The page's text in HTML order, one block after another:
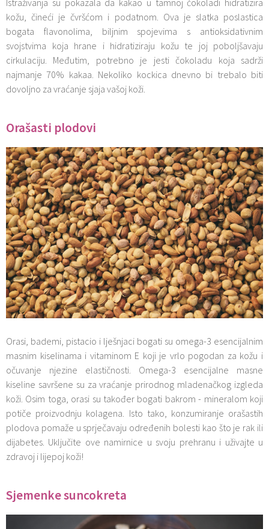
kožu, čineći je čvršćom i podatnom. Ova je slatka poslastica
bogata flavonolima, biljnim spojevima s antioksidativnim
svojstvima koja hrane i hidratiziraju kožu te joj poboljšavaju
cirkulaciju. Međutim, potrebno je jesti čokoladu koja sadrži
najmanje 70% kakaa. Nekoliko kockica dnevno bi trebalo biti
dovoljno za vraćanje sjaja vašoj koži.
Orašasti plodovi
Orasi, bademi, pistacio i lješnjaci bogati su omega-3 esencijalnim
masnim kiselinama i vitaminom E koji je vrlo pogodan za kožu i
očuvanje njezine elastičnosti. Omega-3 esencijalne masne
kiseline savršene su za vraćanje prirodnog mladenačkog izgleda
koži. Osim toga, orasi su također bogati bakrom - mineralom koji
potiče proizvodnju kolagena. Isto tako, konzumiranje orašastih
plodova pomaže u sprječavaju određenih bolesti kao što je rak ili
dijabetes. Uključite ove namirnice u svoju prehranu i uživajte u
zdravoj i lijepoj koži!
Sjemenke suncokreta